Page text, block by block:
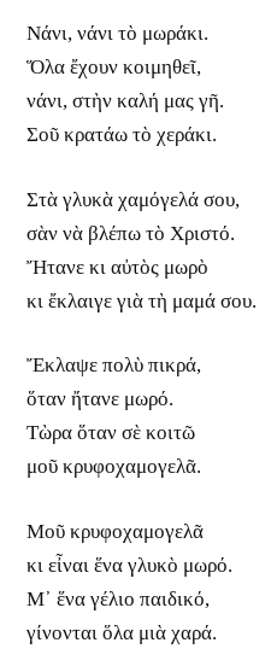
Νάνι, νάνι τὸ μωράκι.
Ὅλα ἔχουν κοιμηθεῖ,
νάνι, στὴν καλή μας γῆ.
Σοῦ κρατάω τὸ χεράκι.
Στὰ γλυκὰ χαμόγελά σου,
σὰν νὰ βλέπω τὸ Χριστό.
Ἤτανε κι αὐτὸς μωρὸ
κι ἔκλαιγε γιὰ τὴ μαμά σου.
Ἔκλαψε πολὺ πικρά,
ὅταν ἤτανε μωρό.
Τὼρα ὅταν σὲ κοιτῶ
μοῦ κρυφοχαμογελᾶ.
Μοῦ κρυφοχαμογελᾶ
κι εἶναι ἕνα γλυκὸ μωρό.
Μ᾿ ἕνα γέλιο παιδικό,
γίνονται ὅλα μιὰ χαρά.